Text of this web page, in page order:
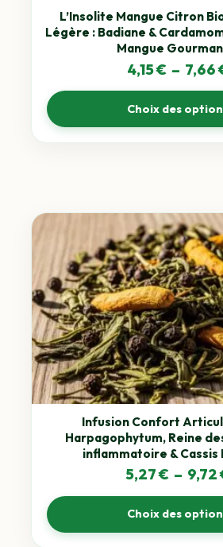
L’Insolite Mangue Citron
Légère : Badiane &
Mangue
4,15€ – 7,66
Choix des
produit
Infusion Confort
Harpagophytum, Reine
inflammatoire & Cassis
5,27€ – 9,72
Choix des
Ce
produit
plusieurs
variations.
Les
options
peuvent
être
choisies
produit